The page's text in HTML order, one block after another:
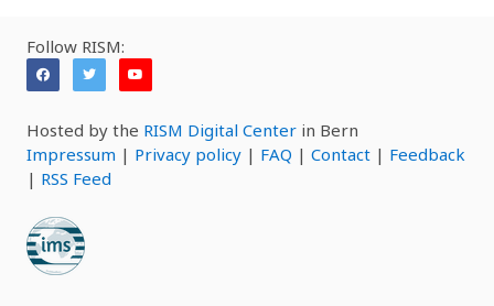
Follow RISM:
Hosted by the RISM Digital Center in Bern
Impressum | Privacy policy | FAQ | Contact | Feedback
| RSS Feed